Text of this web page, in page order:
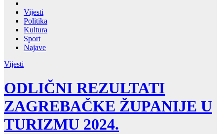
Vijesti
Politika
Kultura
Sport
Najave
Vijesti
ODLIČNI REZULTATI
ZAGREBAČKE ŽUPANIJE U
TURIZMU 2024.